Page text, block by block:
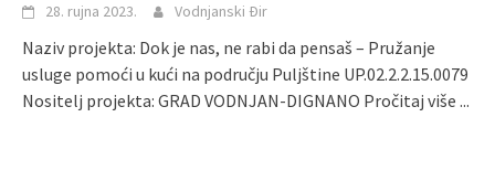
28. rujna 2023. Vodnjanski Đir
Naziv projekta: Dok je nas, ne rabi da pensaš – Pružanje
usluge pomoći u kući na području Puljštine UP.02.2.2.15.0079
Nositelj projekta: GRAD VODNJAN-DIGNANO Pročitaj više ...